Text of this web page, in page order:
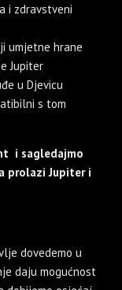
i zdravstveni
umjetne hrane
Jupiter
u Djevicu
s tom
i sagledajmo
prolazi Jupiter i
dovedemo u
daju mogućnost